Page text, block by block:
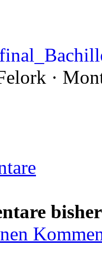
·
bisher